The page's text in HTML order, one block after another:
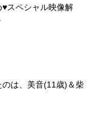
スペシャル映像解
は、美音(11歳)＆柴